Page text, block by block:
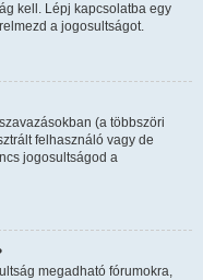
kell. Lépj kapcsolatba egy
a jogosultságot.
(a többszöri
felhasználó vagy de
jogosultságod a
megadható fórumokra,